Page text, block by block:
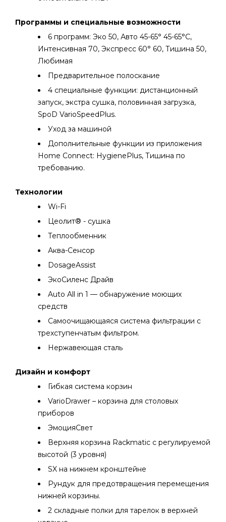
Программы и специальные возможности
6 программ: Эко 50, Авто 45-65° 45-65°C,
Интенсивная 70, Экспресс 60° 60, Тишина 50,
Любимая
Предварительное полоскание
4 специальные функции: дистанционный
запуск, экстра сушка, половинная загрузка,
SpoD VarioSpeedPlus.
Уход за машиной
Дополнительные функции из приложения
Home Connect: HygienePlus, Тишина по
требованию.
Технологии
Wi-Fi
Цеолит® - сушка
Теплообменник
Аква-Сенсор
DosageAssist
ЭкоСиленс Драйв
Auto All in 1 — обнаружение моющих
средств
Самоочищающаяся система фильтрации с
трехступенчатым фильтром.
Нержавеющая сталь
Дизайн и комфорт
Гибкая система корзин
VarioDrawer – корзина для столовых
приборов
ЭмоцияСвет
Верхняя корзина Rackmatic с регулируемой
высотой (3 уровня)
SX на нижнем кронштейне
Рундук для предотвращения перемещения
нижней корзины.
2 складные полки для тарелок в верхней